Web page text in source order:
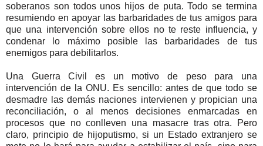
soberanos son todos unos hijos de puta. Todo se termina
resumiendo en apoyar las barbaridades de tus amigos para
que una intervención sobre ellos no te reste influencia, y
condenar lo máximo posible las barbaridades de tus
enemigos para debilitarlos.
Una Guerra Civil es un motivo de peso para una
intervención de la ONU. Es sencillo: antes de que todo se
desmadre las demás naciones intervienen y propician una
reconciliación, o al menos decisiones enmarcadas en
procesos que no conlleven una masacre tras otra. Pero
claro, principio de hijoputismo, si un Estado extranjero se